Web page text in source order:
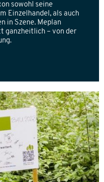
sowohl seine
Einzelhandel, als auch
in Szene. Meplan
ganzheitlich – von der